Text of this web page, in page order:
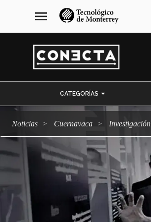
navegación
principal
menu
CATEGORÍAS
Noticias Cuernavaca Investigación